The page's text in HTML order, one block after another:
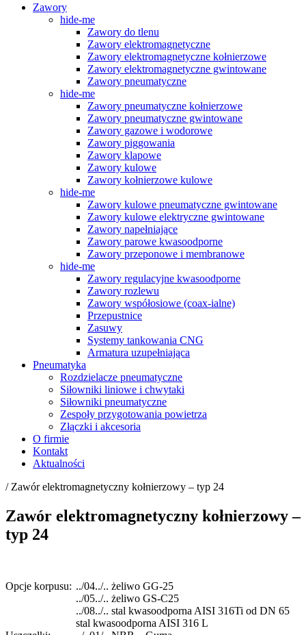
Zawory
hide-me
Zawory do tlenu
Zawory elektromagnetyczne
Zawory elektromagnetyczne kołnierzowe
Zawory elektromagnetyczne gwintowane
Zawory pneumatyczne
hide-me
Zawory pneumatyczne kołnierzowe
Zawory pneumatyczne gwintowane
Zawory gazowe i wodorowe
Zawory piggowania
Zawory klapowe
Zawory kulowe
Zawory kołnierzowe kulowe
hide-me
Zawory kulowe pneumatyczne gwintowane
Zawory kulowe elektryczne gwintowane
Zawory napełniające
Zawory parowe kwasoodporne
Zawory przeponowe i membranowe
hide-me
Zawory regulacyjne kwasoodporne
Zawory rozlewu
Zawory współosiowe (coax-ialne)
Przepustnice
Zasuwy
Systemy tankowania CNG
Armatura uzupełniająca
Pneumatyka
Rozdzielacze pneumatyczne
Siłowniki liniowe i chwytaki
Siłowniki pneumatyczne
Zespoły przygotowania powietrza
Złączki i akcesoria
O firmie
Kontakt
Aktualności
/Zawór elektromagnetyczny kołnierzowy – typ 24
Zawór elektromagnetyczny kołnierzowy –
typ 24
Opcje korpusu: ../04../.. żeliwo GG-25
../05../.. żeliwo GS-C25
../08../.. stal kwasoodporna AISI 316Ti od DN 65
stal kwasoodporna AISI 316 L